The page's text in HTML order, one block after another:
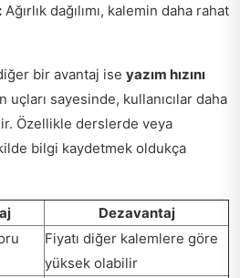
Ağırlık dağılımı, kalemin daha rahat
bir avantaj ise yazım hızını
uçları sayesinde, kullanıcılar daha
Özellikle derslerde veya
bilgi kaydetmek oldukça
Dezavantaj
Fiyatı diğer kalemlere göre
yüksek olabilir